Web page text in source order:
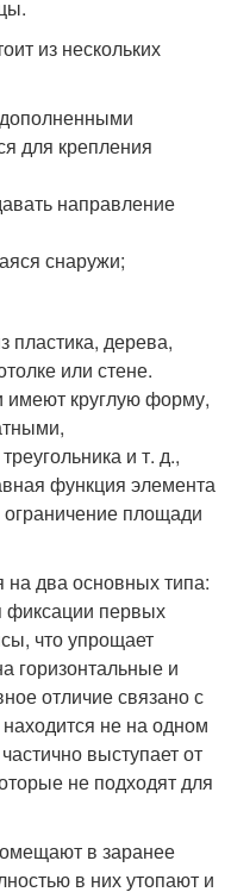
из нескольких
дополненными
для крепления
направление
снаружи;
пластика, дерева,
или стене.
круглую форму,
и т. д.,
функция элемента
площади
два основных типа:
фиксации первых
что упрощает
горизонтальные и
отличие связано с
не на одном
выступает от
не подходят для
в заранее
в них утопают и